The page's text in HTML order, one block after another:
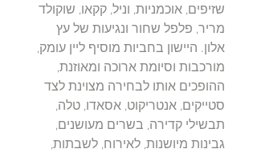
שזיפים, אוכמניות, וניל, קקאו, שוקולד
מריר, פלפל שחור ונגיעות של עץ
אלון. היישון בחביות מוסיף ליין עומק,
מורכבות וסיומת ארוכה ומאוזנת,
ההופכים אותו לבחירה מצוינת לצד
סטייקים, אנטריקוט, אסאדו, טלה,
תבשילי קדירה, בשרים מעושנים,
גבינות מיושנות, לאירוח, לשבתות,